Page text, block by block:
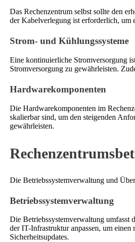
Das Rechenzentrum selbst sollte den
der Kabelverlegung ist erforderlich, um
Strom- und Kühlungssysteme
Eine kontinuierliche Stromversorgung
Stromversorgung zu gewährleisten.
Hardwarekomponenten
Die Hardwarekomponenten im
skalierbar sind, um den steigenden
gewährleisten.
Die Betriebssystemverwaltung und
Betriebssystemverwaltung
Die Betriebssystemverwaltung umfasst
der IT-Infrastruktur anpassen, um
Sicherheitsupdates.